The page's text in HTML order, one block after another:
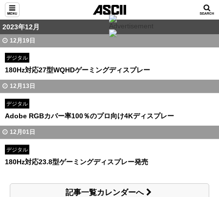
2023年12月
12月19日
デジタル
180Hz対応27型WQHDゲーミングディスプレー
12月13日
デジタル
Adobe RGBカバー率100％のプロ向け4Kディスプレー
12月01日
デジタル
180Hz対応23.8型ゲーミングディスプレー発売
記事一覧カレンダーへ